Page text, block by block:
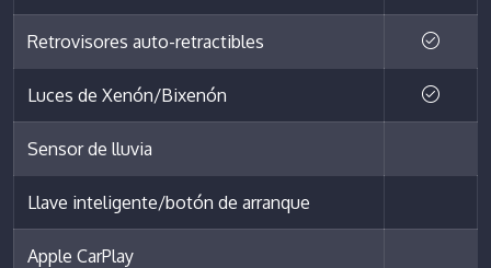
Retrovisores auto-retractibles
Luces de Xenón/Bixenón
Sensor de lluvia
Llave inteligente/botón de arranque
Apple CarPlay